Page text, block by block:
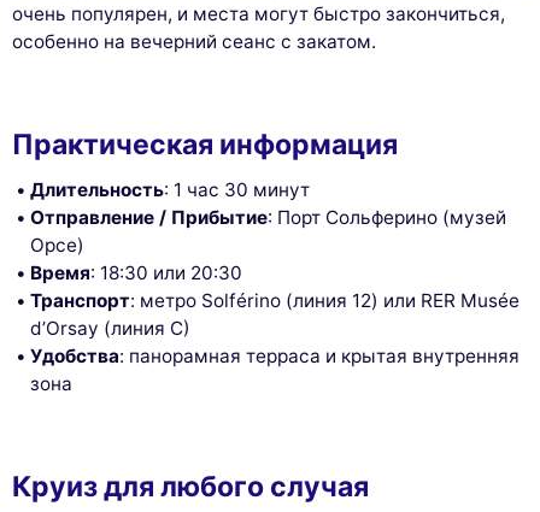
очень популярен, и места могут быстро закончиться,
особенно на вечерний сеанс с закатом.
Практическая информация
Длительность: 1 час 30 минут
Отправление / Прибытие: Порт Сольферино (музей
Орсе)
Время: 18:30 или 20:30
Транспорт: метро Solférino (линия 12) или RER Musée
d’Orsay (линия C)
Удобства: панорамная терраса и крытая внутренняя
зона
Круиз для любого случая